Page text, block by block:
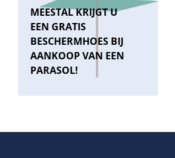
MEESTAL KRIJGT U
EEN GRATIS
BESCHERMHOES BIJ
AANKOOP VAN EEN
PARASOL!